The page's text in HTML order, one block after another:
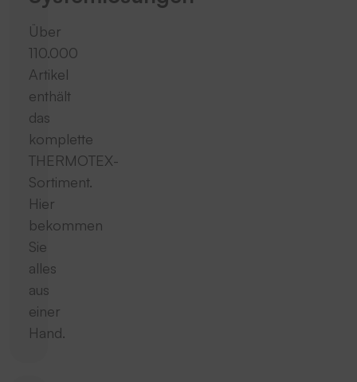
Über
110.000
Artikel
enthält
das
komplette
THERMOTEX-
Sortiment.
Hier
bekommen
Sie
alles
aus
einer
Hand.